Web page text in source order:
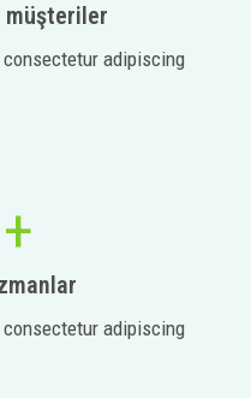
müşteriler
adipiscing
adipiscing